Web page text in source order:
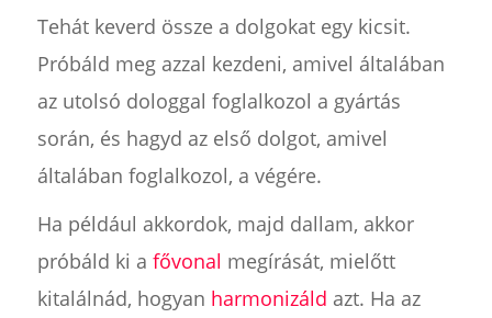
Tehát keverd össze a dolgokat egy kicsit.
Próbáld meg azzal kezdeni, amivel általában
az utolsó dologgal foglalkozol a gyártás
során, és hagyd az első dolgot, amivel
általában foglalkozol, a végére.
Ha például akkordok, majd dallam, akkor
próbáld ki a fővonal megírását, mielőtt
kitalálnád, hogyan harmonizáld azt. Ha az